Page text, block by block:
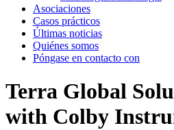
Asociaciones
Casos prácticos
Últimas noticias
Quiénes somos
Póngase en contacto con
Terra Global
with Colby